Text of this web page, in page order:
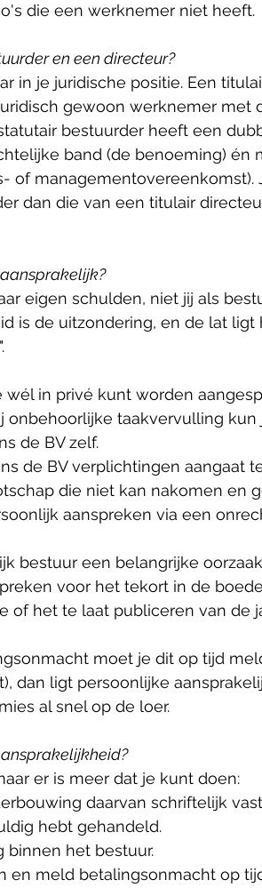
die een werknemer niet heeft.
en een directeur?
in je juridische positie. Een
gewoon werknemer met
bestuurder heeft een
band (de benoeming) én
of managementovereenkomst).
dan die van een titulair
eigen schulden, niet jij als
is de uitzondering, en de lat ligt
wél in privé kunt worden
onbehoorlijke taakvervulling kun
de BV zelf.
de BV verplichtingen aangaat
die niet kan nakomen en
aanspreken via een
bestuur een belangrijke
voor het tekort in de
of het te laat publiceren van de
moet je dit op tijd
dan ligt persoonlijke
al snel op de loer.
er is meer dat je kunt doen:
daarvan schriftelijk
hebt gehandeld.
binnen het bestuur.
en meld betalingsonmacht op